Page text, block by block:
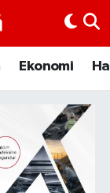
Ekonomi